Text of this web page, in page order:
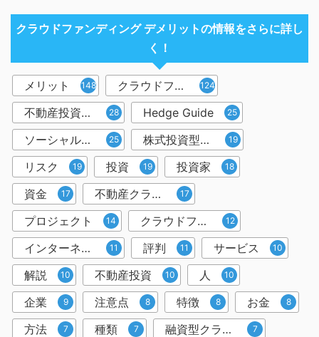
クラウドファンディング デメリットの情報をさらに詳し
く！
メリット 148 クラウドファンディング 124
不動産投資型クラウドファンディング 28 Hedge Guide 25
ソーシャルレンディング 25 株式投資型クラウドファンディング 19
リスク 19 投資 19 投資家 18
資金 17 不動産クラウドファンディング 17
プロジェクト 14 クラウドファンディング投資 12
インターネット 11 評判 11 サービス 10
解説 10 不動産投資 10 人 10
企業 9 注意点 8 特徴 8 お金 8
方法 7 種類 7 融資型クラウドファンディング 7